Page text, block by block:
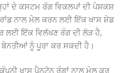
ਦੇ ਕਸਟਮ ਰੰਗ ਵਿਕਲਪਾਂ ਦੀ ਪੇਸ਼ਕਸ਼
ਨਾਲ ਮੇਲ ਕਰਨ ਲਈ ਇੱਕ ਖਾਸ ਸ਼ੇਡ
ਲਈ ਇੱਕ ਵਿਲੱਖਣ ਰੰਗ ਦੀ ਲੋੜ ਹੈ,
ਨੂੰ ਪੂਰਾ ਕਰ ਸਕਦੀ ਹੈ।
ਕੰਪਨੀ ਖਾਸ ਪੈਨਟੋਨ ਰੰਗਾਂ ਨਾਲ ਮੇਲ ਕਰ